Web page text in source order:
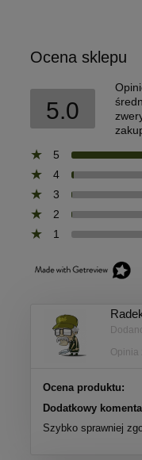
Ocena sklepu
5.0
5
4
3
2
1
Opinia
Ocena produktu:
Dodatkowy
Szybko sprawniej